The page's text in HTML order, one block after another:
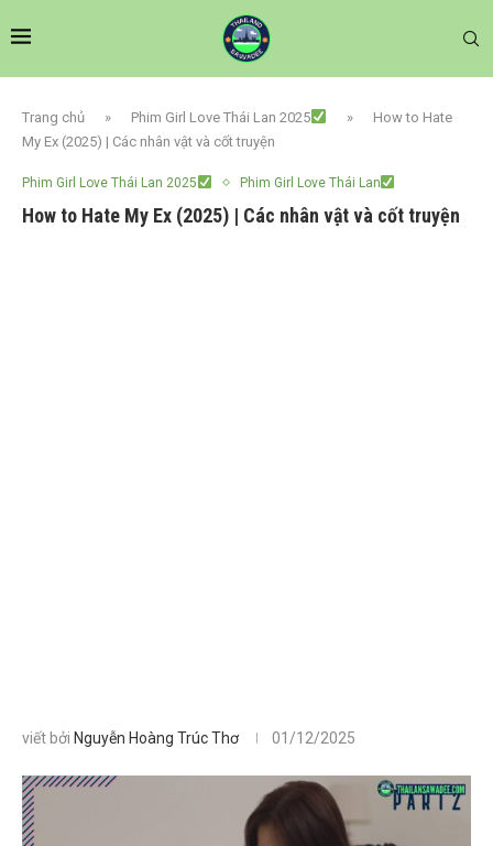
Trang chủ » Phim Girl Love Thái Lan 2025 »
How to Hate
My Ex (2025) | Các nhân vật và cốt truyện
Phim Girl Love Thái Lan 2025 Phim Girl Love Thái Lan
How to Hate My Ex (2025) | Các nhân vật và cốt truyện
viết bởi Nguyễn Hoàng Trúc Thơ 01/12/2025